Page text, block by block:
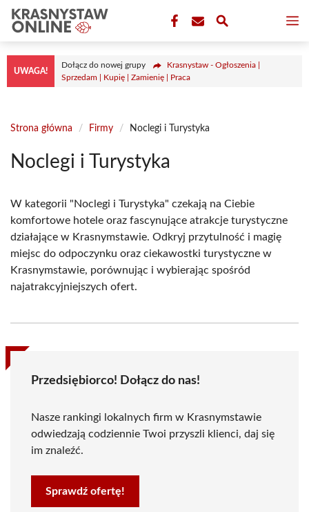
Przejdź
treści
UWAGA!
Dołącz do nowej grupy
Krasnystaw - Ogłoszenia |
Sprzedam | Kupię | Zamienię | Praca
Strona główna / Firmy / Noclegi i Turystyka
Noclegi i Turystyka
W kategorii "Noclegi i Turystyka" czekają na Ciebie
komfortowe hotele oraz fascynujące atrakcje turystyczne
działające w Krasnymstawie. Odkryj przytulność i magię
miejsc do odpoczynku oraz ciekawostki turystyczne w
Krasnymstawie, porównując i wybierając spośród
najatrakcyjniejszych ofert.
Przedsiębiorco! Dołącz do nas!
Nasze rankingi lokalnych firm w Krasnymstawie
odwiedzają codziennie Twoi przyszli klienci, daj się
im znaleźć.
Sprawdź ofertę!